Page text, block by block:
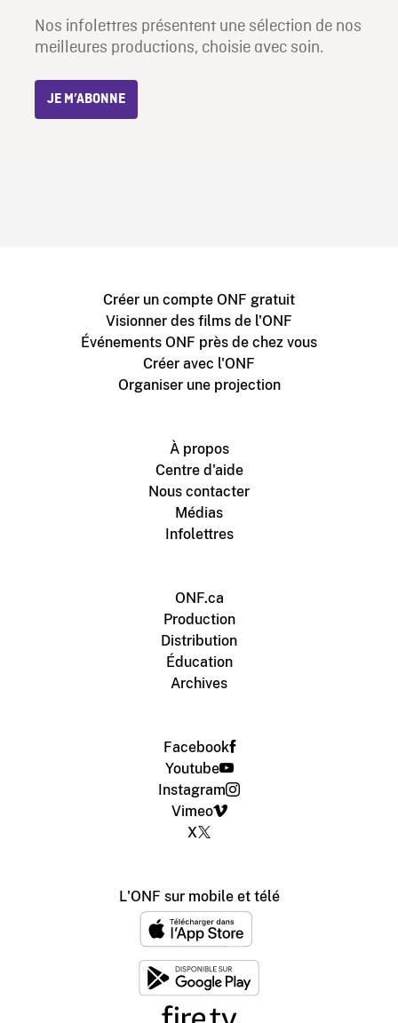
Nos infolettres présentent une sélection de nos
meilleures productions, choisie avec soin.
JE M’ABONNE
Créer un compte ONF gratuit
Visionner des films de l'ONF
Événements ONF près de chez vous
Créer avec l'ONF
Organiser une projection
À propos
Centre d'aide
Nous contacter
Médias
Infolettres
ONF.ca
Production
Distribution
Éducation
Archives
Facebook
Youtube
Instagram
Vimeo
X
L'ONF sur mobile et télé